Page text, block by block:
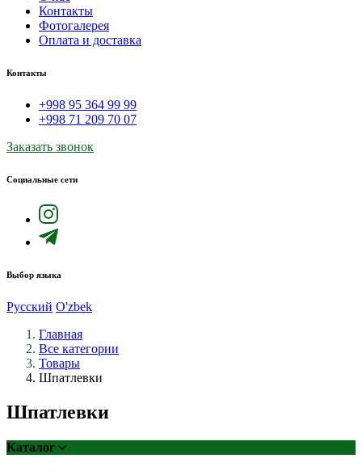
Контакты
Фотогалерея
Оплата и доставка
Контакты
+998 95 364 99 99
+998 71 209 70 07
Заказать звонок
Социальные сети
Выбор языка
Русский O'zbek
Главная
Все категории
Товары
Шпатлевки
Шпатлевки
Каталог